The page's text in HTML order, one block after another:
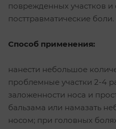
поврежденных участков и
посттравматические боли.
Способ применения:
нанести небольшое
проблемные участки 2-4
заложенности носа и
бальзама или намазать
носом; при головных